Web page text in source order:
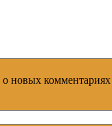
новых комментариях